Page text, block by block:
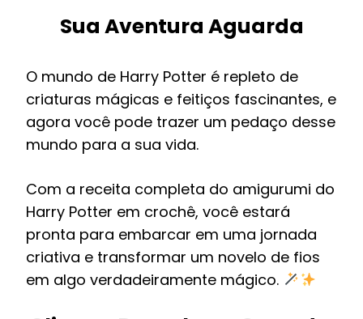
Sua Aventura Aguarda
O mundo de Harry Potter é repleto de
criaturas mágicas e feitiços fascinantes, e
agora você pode trazer um pedaço desse
mundo para a sua vida.
Com a receita completa do amigurumi do
Harry Potter em crochê, você estará
pronta para embarcar em uma jornada
criativa e transformar um novelo de fios
em algo verdadeiramente mágico.